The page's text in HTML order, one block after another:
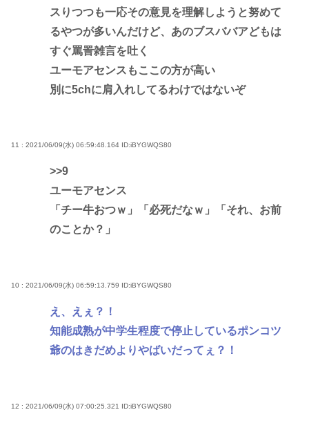
スりつつも一応その意見を理解しようと努めて
るやつが多いんだけど、あのブスババアどもは
すぐ罵詈雑言を吐く
ユーモアセンスもここの方が高い
別に5chに肩入れしてるわけではないぞ
11 : 2021/06/09(水) 06:59:48.164 ID:iBYGWQS80
>>9
ユーモアセンス
「チー牛おつｗ」「必死だなｗ」「それ、お前
のことか？」
10 : 2021/06/09(水) 06:59:13.759 ID:iBYGWQS80
え、えぇ？！
知能成熟が中学生程度で停止しているポンコツ
爺のはきだめよりやばいだってぇ？！
12 : 2021/06/09(水) 07:00:25.321 ID:iBYGWQS80